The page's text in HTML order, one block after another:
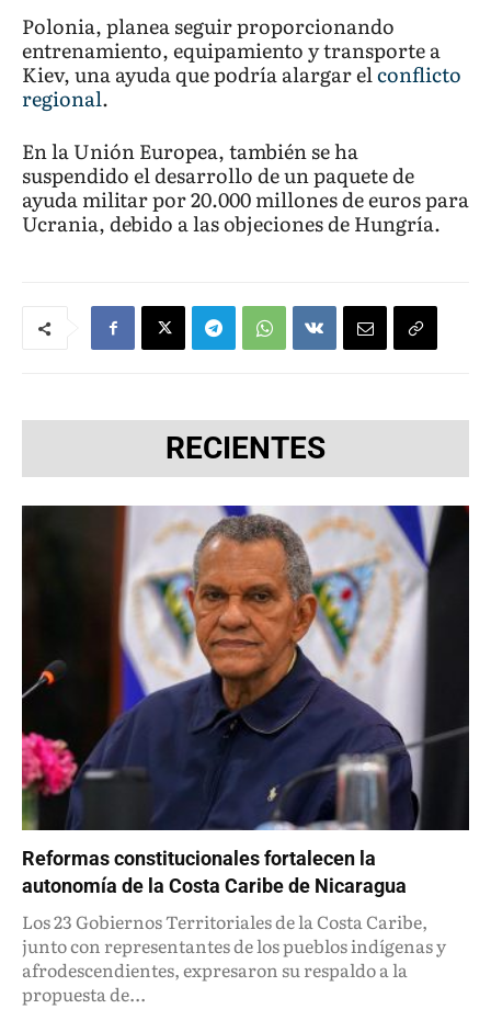
Polonia, planea seguir proporcionando
entrenamiento, equipamiento y transporte a
Kiev, una ayuda que podría alargar elconflicto
regional.
En la Unión Europea, también se ha
suspendido el desarrollo de un paquete de
ayuda militar por 20.000 millones de euros para
Ucrania, debido a las objeciones de Hungría.
RECIENTES
Reformas constitucionales fortalecen la
autonomía de la Costa Caribe de Nicaragua
Los 23 Gobiernos Territoriales de la Costa Caribe,
junto con representantes de los pueblos indígenas y
afrodescendientes, expresaron su respaldo a la
propuesta de...